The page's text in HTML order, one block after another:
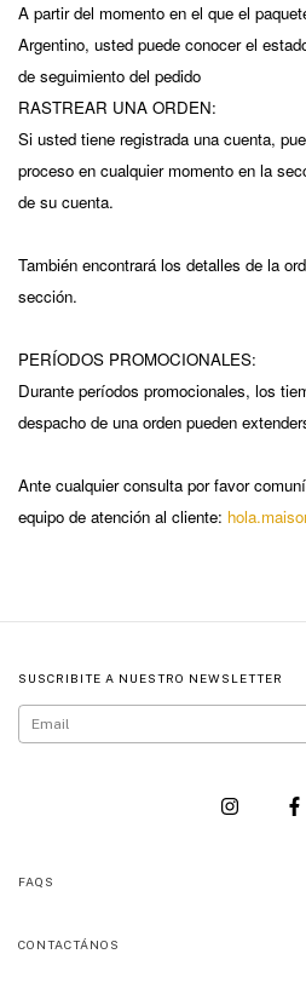
A partir del momento en el que el
Argentino, usted puede conocer el
de seguimiento del pedido
RASTREAR UNA ORDEN:
Si usted tiene registrada una cuenta,
proceso en cualquier momento en la
de su cuenta.
También encontrará los detalles de la
sección.
PERÍODOS PROMOCIONALES:
Durante períodos promocionales, los
despacho de una orden pueden
Ante cualquier consulta por favor
equipo de atención al cliente:
SUSCRIBITE A NUESTRO NEWSLETTER
FAQS
CONTACTÁNOS